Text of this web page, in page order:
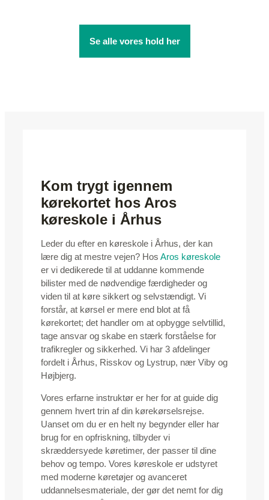
Se alle vores hold her
Kom trygt igennem
kørekortet hos Aros
køreskole i Århus
Leder du efter en køreskole i Århus, der kan
lære dig at mestre vejen? Hos Aros køreskole
er vi dedikerede til at uddanne kommende
bilister med de nødvendige færdigheder og
viden til at køre sikkert og selvstændigt. Vi
forstår, at kørsel er mere end blot at få
kørekortet; det handler om at opbygge selvtillid,
tage ansvar og skabe en stærk forståelse for
trafikregler og sikkerhed. Vi har 3 afdelinger
fordelt i Århus, Risskov og Lystrup, nær Viby og
Højbjerg.
Vores erfarne instruktør er her for at guide dig
gennem hvert trin af din kørekørselsrejse.
Uanset om du er en helt ny begynder eller har
brug for en opfriskning, tilbyder vi
skræddersyede køretimer, der passer til dine
behov og tempo. Vores køreskole er udstyret
med moderne køretøjer og avanceret
uddannelsesmateriale, der gør det nemt for dig